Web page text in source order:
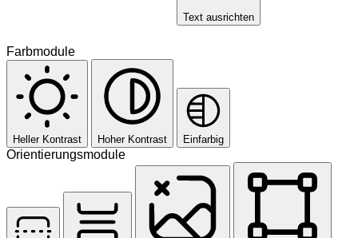
Text ausrichten
Farbmodule
Heller Kontrast Hoher Kontrast Einfarbig
Orientierungsmodule